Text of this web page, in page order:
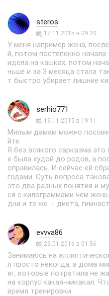
steros
17.11.2015 в 09:20
У меня например жена,
й, потом постепенно
идела на кашках, потом
ньше и за 3 месяца стала
т быстро убирает лишние
serhio771
19.11.2015 в 19:11
Милым дамам можно
йте.
Я без всякого сарказма
е была худой до родов, а
оправилась. И сейчас ей
годами. Суть вопроса
это два разных понятия и
ся с килограммами чем
дни и те же - диета,
evvva86
29.01.2016 в 01:56
Занимаюсь на
л просто некогда, а дома
ег, которые потратила не
на корпус какая-никакая.
время тренировки.